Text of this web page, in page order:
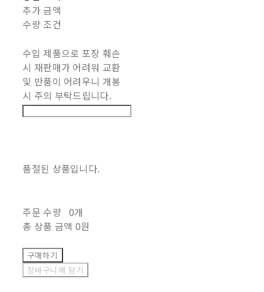
추가 금액
수량 조건
수입 제품으로 포장 훼손
시 재판매가 어려워 교환
및 반품이 어려우니 개봉
시 주의 부탁드립니다.
품절된 상품입니다.
주문 수량 0개
총 상품 금액 0원
구매하기
장바구니에 담기